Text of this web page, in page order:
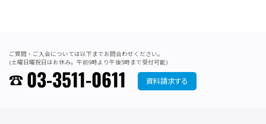
ご質問・ご入会については以下までお問合わせください。
(土曜日曜祝日はお休み。午前9時より午後5時まで受付可能)
03-3511-0611 資料請求する